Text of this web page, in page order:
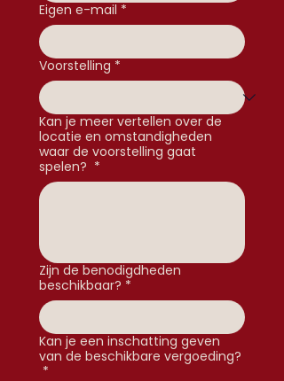
Eigen e-mail *
Voorstelling *
Kan je meer vertellen over de
locatie en omstandigheden
waar de voorstelling gaat
spelen? *
Zijn de benodigdheden
beschikbaar? *
Kan je een inschatting geven
van de beschikbare vergoeding?
*